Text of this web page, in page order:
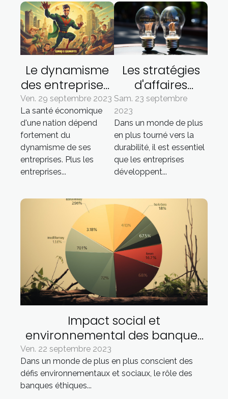
Le dynamisme
des entreprises :
garant d'une
bonne santé
économique
Ven. 29 septembre 2023
La santé économique
d'une nation dépend
fortement du
dynamisme de ses
entreprises. Plus les
entreprises...
Les stratégies
d'affaires
innovantes
économie
durable
Sam. 23 septembre
2023
Dans un monde de plus
en plus tourné vers la
durabilité, il est essentiel
que les entreprises
développent...
Impact social et
environnemental des banques
éthiques
Ven. 22 septembre 2023
Dans un monde de plus en plus conscient des
défis environnementaux et sociaux, le rôle des
banques éthiques...